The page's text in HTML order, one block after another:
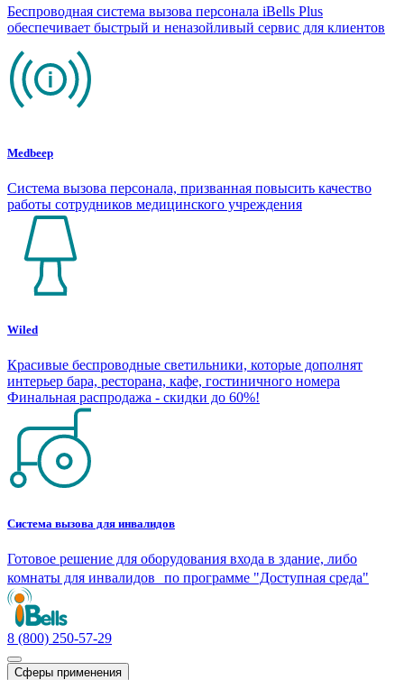
Беспроводная система вызова персонала iBells Plus
обеспечивает быстрый и неназойливый сервис для клиентов
Medbeep
Система вызова персонала, призванная повысить качество
работы сотрудников медицинского учреждения
Wiled
Красивые беспроводные светильники, которые дополнят
интерьер бара, ресторана, кафе, гостиничного номера
Финальная распродажа - скидки до 60%!
Система вызова для инвалидов
Готовое решение для оборудования входа в здание, либо
комнаты для инвалидов по программе "Доступная среда"
8 (800) 250-57-29
Сферы применения